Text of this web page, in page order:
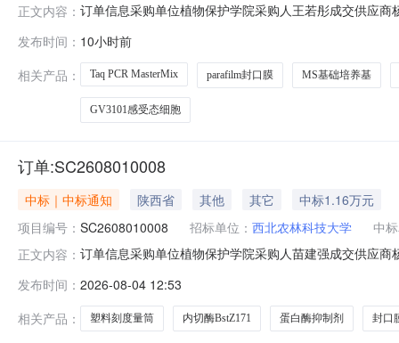
正文内容： 订单信息采购单位植物保护学院采购人王若彤成交供应
5420.00甘氨酸博迈德12450.002×TaqPCRMasterMix(
发布时间： 10小时前
相关产品：
Taq PCR MasterMix parafilm封口膜 MS基础培养基
GV3101感受态细胞
订单:SC2608010008
中标｜中标通知 陕西省 其他 其它
中标1.16万元
项目编号： SC2608010008 招标单位： 西北农林科技大学
中
正文内容： 订单信息采购单位植物保护学院采购人苗建强成交供应
索莱宝/Solarbio11500.00BL630B蛋白酶抑制剂Cocktail(
发布时间： 2026-08-04 12:53
相关产品：
塑料刻度量筒 内切酶BstZ171 蛋白酶抑制剂 封口